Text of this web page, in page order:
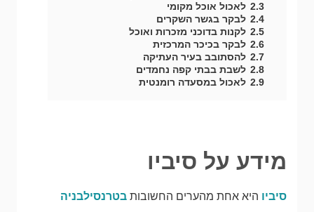
2.3 לאכול אוכל מקומי
2.4 לבקר בגשר השקרים
2.5 לקנות בדוכני מזכרות ואוכל
2.6 לבקר בכיכר המרכזית
2.7 להסתובב בעיר העתיקה
2.8 לשבת בבתי קפה נחמדים
2.9 לאכול במסעדה רומנטית
מידע על סיביו
סיביו היא אחת מהערים החשובות בטרנסילבניה